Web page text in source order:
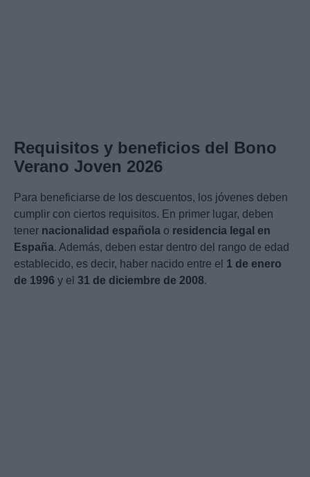
Requisitos y beneficios del Bono
Verano Joven 2026
Para beneficiarse de los descuentos, los jóvenes deben
cumplir con ciertos requisitos. En primer lugar, deben
tener nacionalidad española o residencia legal en
España. Además, deben estar dentro del rango de edad
establecido, es decir, haber nacido entre el 1 de enero
de 1996 y el 31 de diciembre de 2008.